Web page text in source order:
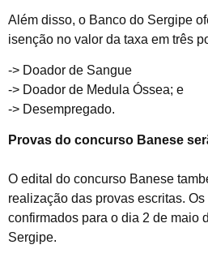
Além disso, o Banco do Sergipe
isenção no valor da taxa em três
-> Doador de Sangue
-> Doador de Medula Óssea; e
-> Desempregado.
Provas do concurso Banese
O edital do concurso Banese
realização das provas escritas.
confirmados para o dia 2 de maio
Sergipe.